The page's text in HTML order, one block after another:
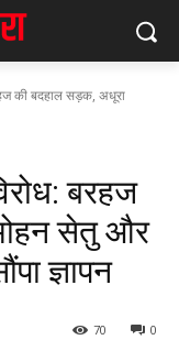
की बदहाल सड़क, अधूरा
बरहज
सेतु और
ज्ञापन
0
70